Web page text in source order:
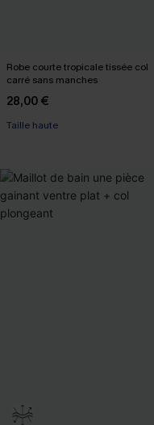
Robe courte tropicale tissée col
carré sans manches
28,00 €
Taille haute